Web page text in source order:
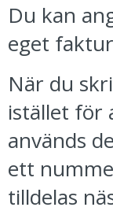
Du kan
eget
När du
istället för
används
ett
tilldelas